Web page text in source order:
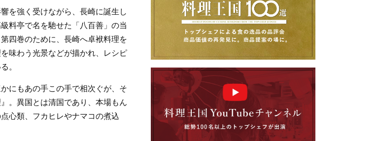
を強く受けながら、長崎に誕生し
料亭で名を馳せた「八百善」の当
四巻のために、長崎へ卓袱料理を
味わう光景などが描かれ、レシピ
。
にもあの手この手で相次ぐが、そ
。異国とは清国であり、本場もん
心類、フカヒレやナマコの煮込